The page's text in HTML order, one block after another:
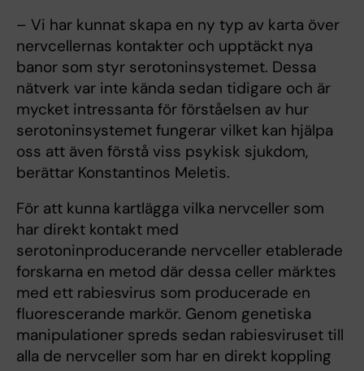
– Vi har kunnat skapa en ny typ av karta över
nervcellernas kontakter och upptäckt nya
banor som styr serotoninsystemet. Dessa
nätverk var inte kända sedan tidigare och är
mycket intressanta för förståelsen av hur
serotoninsystemet fungerar vilket kan hjälpa
oss att även förstå viss psykisk sjukdom,
berättar Konstantinos Meletis.
För att kunna kartlägga vilka nervceller som
har direkt kontakt med
serotoninproducerande nervceller etablerade
forskarna en metod där dessa celler märktes
med ett rabiesvirus som producerade en
fluorescerande markör. Genom genetiska
manipulationer spreds sedan rabiesviruset till
alla de nervceller som har en direkt koppling